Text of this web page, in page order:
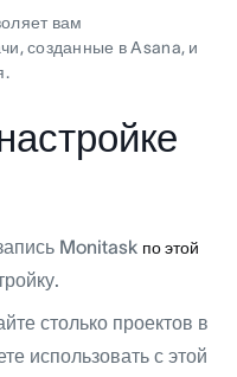
вам
созданные в Asana, и
Monitask по этой
столько проектов в
использовать с этой